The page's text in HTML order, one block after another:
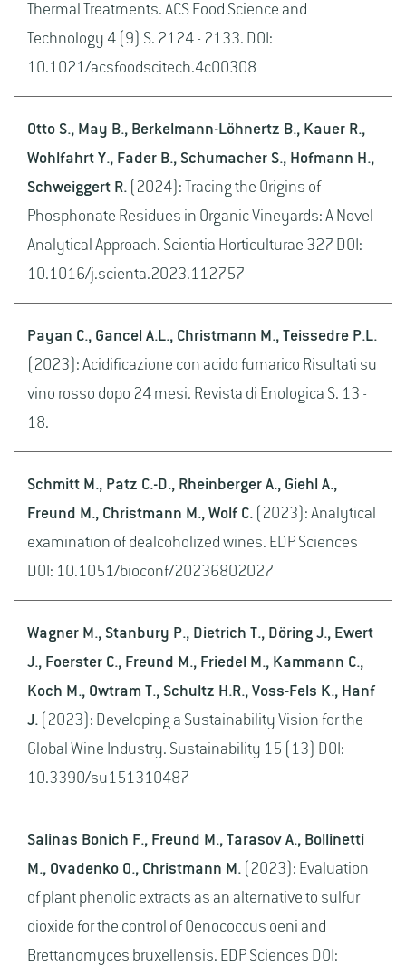
Thermal Treatments. ACS Food Science and
Technology 4 (9) S. 2124 - 2133. DOI:
10.1021/acsfoodscitech.4c00308
Otto S., May B., Berkelmann-Löhnertz B., Kauer R.,
Wohlfahrt Y., Fader B., Schumacher S., Hofmann H.,
Schweiggert R. (2024): Tracing the Origins of
Phosphonate Residues in Organic Vineyards: A Novel
Analytical Approach. Scientia Horticulturae 327 DOI:
10.1016/j.scienta.2023.112757
Payan C., Gancel A.L., Christmann M., Teissedre P.L.
(2023): Acidificazione con acido fumarico Risultati su
vino rosso dopo 24 mesi. Revista di Enologica S. 13 -
18.
Schmitt M., Patz C.-D., Rheinberger A., Giehl A.,
Freund M., Christmann M., Wolf C. (2023): Analytical
examination of dealcoholized wines. EDP Sciences
DOI: 10.1051/bioconf/20236802027
Wagner M., Stanbury P., Dietrich T., Döring J., Ewert
J., Foerster C., Freund M., Friedel M., Kammann C.,
Koch M., Owtram T., Schultz H.R., Voss-Fels K., Hanf
J. (2023): Developing a Sustainability Vision for the
Global Wine Industry. Sustainability 15 (13) DOI:
10.3390/su151310487
Salinas Bonich F., Freund M., Tarasov A., Bollinetti
M., Ovadenko O., Christmann M. (2023): Evaluation
of plant phenolic extracts as an alternative to sulfur
dioxide for the control of Oenococcus oeni and
Brettanomyces bruxellensis. EDP Sciences DOI: